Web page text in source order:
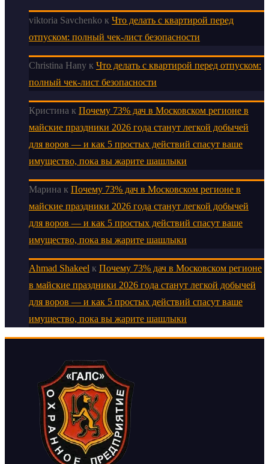
viktoria Savchenko к Что делать с квартирой перед
отпуском: полный чек-лист безопасности
Christina Hany к Что делать с квартирой перед отпуском:
полный чек-лист безопасности
Кристина к Почему 73% дач в Московском регионе в
майские праздники 2026 года станут легкой добычей
для воров — и как 5 простых действий спасут ваше
имущество, пока вы жарите шашлыки
Марина к Почему 73% дач в Московском регионе в
майские праздники 2026 года станут легкой добычей
для воров — и как 5 простых действий спасут ваше
имущество, пока вы жарите шашлыки
Ahmad Shakeel к Почему 73% дач в Московском регионе
в майские праздники 2026 года станут легкой добычей
для воров — и как 5 простых действий спасут ваше
имущество, пока вы жарите шашлыки